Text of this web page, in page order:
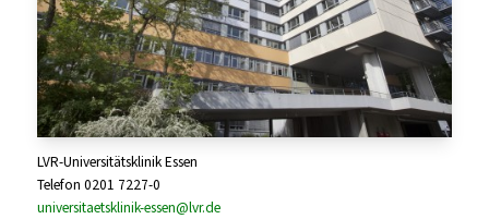
LVR-Universitätsklinik Essen
Telefon 0201 7227-0
universitaetsklinik-essen@lvr.de